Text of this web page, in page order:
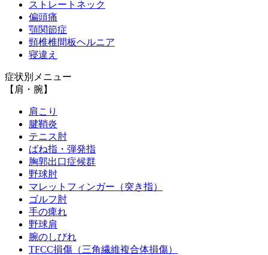
ストレートネック
偏頭痛
顎関節症
頸椎椎間板ヘルニア
寝違え
症状別メニュー
【肩・腕】
肩こり
腱鞘炎
テニス肘
ばね指・弾発指
胸郭出口症候群
野球肘
マレットフィンガー（突き指）
ゴルフ肘
手の痺れ
野球肩
腕のしびれ
TFCC損傷（三角繊維複合体損傷）